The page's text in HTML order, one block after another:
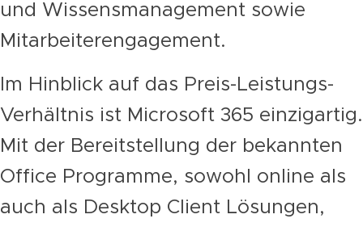
und Wissensmanagement sowie
Mitarbeiterengagement.
Im Hinblick auf das Preis-Leistungs-
Verhältnis ist Microsoft 365 einzigartig.
Mit der Bereitstellung der bekannten
Office Programme, sowohl online als
auch als Desktop Client Lösungen,